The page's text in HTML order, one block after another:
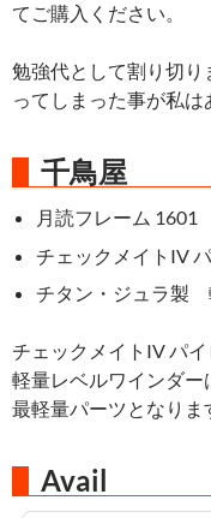
てご購入ください。
勉強代として割り切
ってしまった事が私は
千鳥屋
月読フレーム 1601
チェックメイトIV
チタン・ジュラ製
チェックメイトIV パ
軽量レベルワインダー
最軽量パーツとなりま
Avail